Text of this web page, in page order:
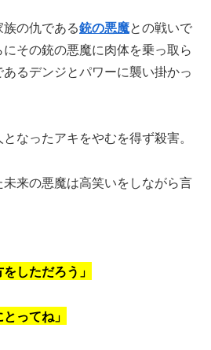
の仇である銃の悪魔との戦いで
その銃の悪魔に肉体を乗っ取ら
るデンジとパワーに襲い掛かっ
なったアキをやむを得ず殺害。
来の悪魔は高笑いをしながら言
しただろう」
ってね」